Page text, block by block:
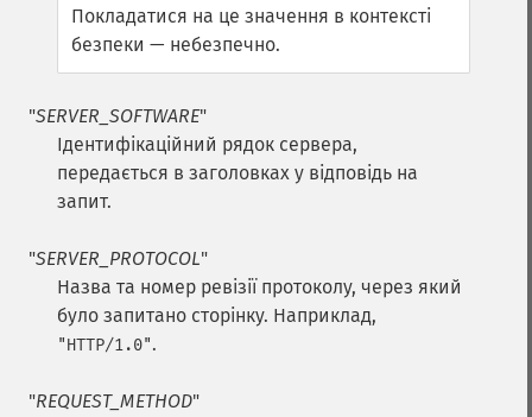
Покладатися на це значення в контексті
безпеки — небезпечно.
"SERVER_SOFTWARE"
Ідентифікаційний рядок сервера,
передається в заголовках у відповідь на
запит.
"SERVER_PROTOCOL"
Назва та номер ревізії протоколу, через який
було запитано сторінку. Наприклад,
"HTTP/1.0".
"REQUEST_METHOD"